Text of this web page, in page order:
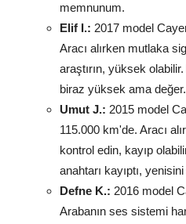
memnunum.
Elif I.: 2017 model
Aracı alırken mutlaka
araştırın, yüksek
biraz yüksek ama değer.
Umut J.: 2015 model
115.000 km'de. Aracı
kontrol edin, kayıp
anahtarı kayıptı,
Defne K.: 2016 model
Arabanın ses sistemi